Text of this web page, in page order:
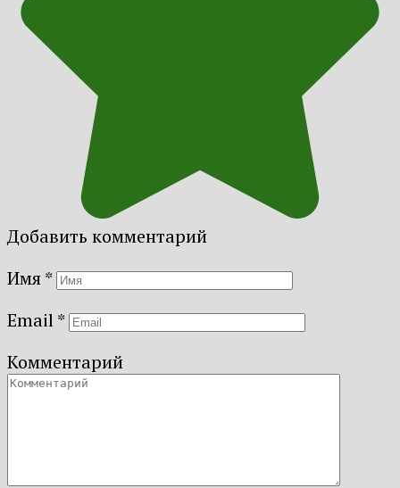
Добавить комментарий
Имя*
Email*
Комментарий